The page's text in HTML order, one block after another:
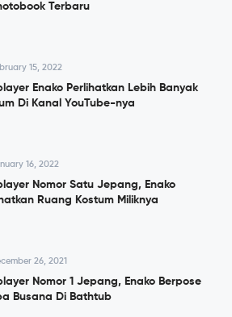
Terbaru
15, 2022
Enako Perlihatkan Lebih Banyak
Di Kanal YouTube-nya
16, 2022
Nomor Satu Jepang, Enako
Ruang Kostum Miliknya
26, 2021
Nomor 1 Jepang, Enako Berpose
Busana Di Bathtub